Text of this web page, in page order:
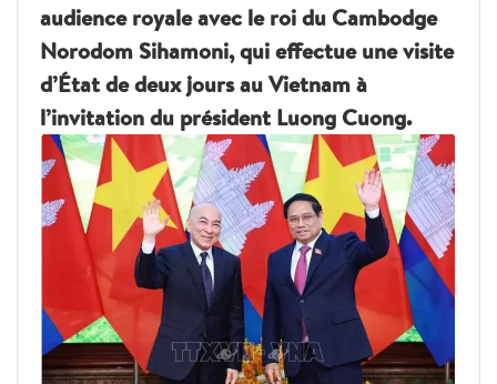
audience royale avec le roi du Cambodge
Norodom Sihamoni, qui effectue une visite
d’État de deux jours au Vietnam à
l’invitation du président Luong Cuong.